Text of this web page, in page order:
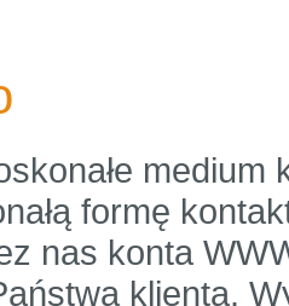
formę
nas konta
klienta.